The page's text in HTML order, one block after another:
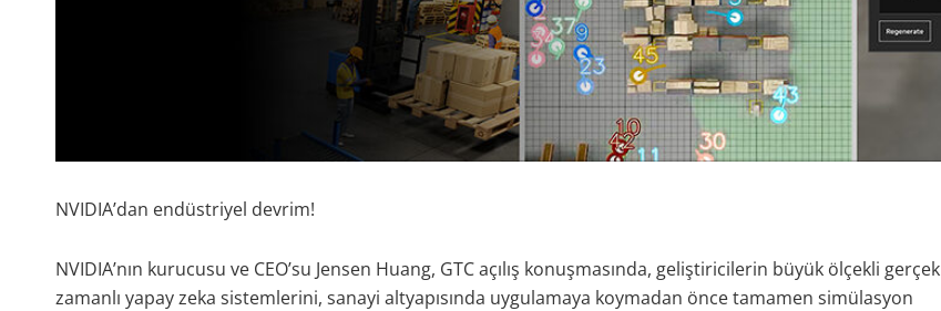
NVIDIA’dan endüstriyel devrim!
NVIDIA’nın kurucusu ve CEO’su Jensen Huang, GTC açılış konuşmasında, geliştiricilerin büyük ölçekli gerçek
zamanlı yapay zeka sistemlerini, sanayi altyapısında uygulamaya koymadan önce tamamen simülasyon